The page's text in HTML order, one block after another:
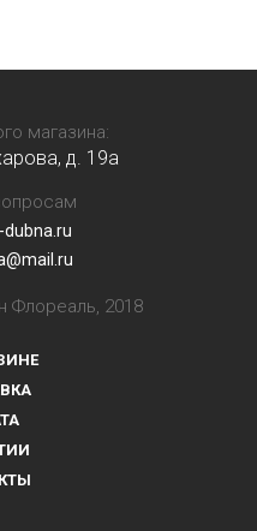
магазина:
д. 19a
Флореаль, 2018